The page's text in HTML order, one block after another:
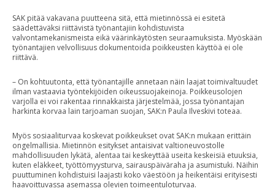
SAK pitää vakavana puutteena sitä, että mietinnössä ei esitetä
säädettäväksi riittävistä työnantajiin kohdistuvista
valvontamekanismeista eikä väärinkäytösten seuraamuksista. Myöskään
työnantajien velvollisuus dokumentoida poikkeusten käyttöä ei ole
riittävä.
– On kohtuutonta, että työnantajille annetaan näin laajat toimivaltuudet
ilman vastaavia työntekijöiden oikeussuojakeinoja. Poikkeusolojen
varjolla ei voi rakentaa rinnakkaista järjestelmää, jossa työnantajan
harkinta korvaa lain tarjoaman suojan, SAK:n Paula Ilveskivi toteaa.
Myös sosiaaliturvaa koskevat poikkeukset ovat SAK:n mukaan erittäin
ongelmallisia. Mietinnön esitykset antaisivat valtioneuvostolle
mahdollisuuden lykätä, alentaa tai keskeyttää useita keskeisiä etuuksia,
kuten eläkkeet, työttömyysturva, sairauspäiväraha ja asumistuki. Näihin
puuttuminen kohdistuisi laajasti koko väestöön ja heikentäisi erityisesti
haavoittuvassa asemassa olevien toimeentuloturvaa.